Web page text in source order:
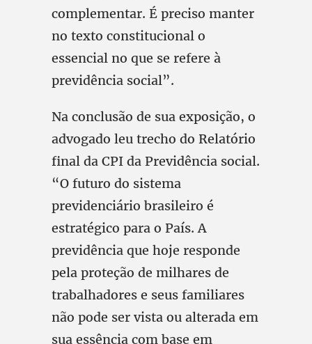
complementar. É preciso manter
no texto constitucional o
essencial no que se refere à
previdência social”.
Na conclusão de sua exposição, o
advogado leu trecho do Relatório
final da CPI da Previdência social.
“O futuro do sistema
previdenciário brasileiro é
estratégico para o País. A
previdência que hoje responde
pela proteção de milhares de
trabalhadores e seus familiares
não pode ser vista ou alterada em
sua essência com base em